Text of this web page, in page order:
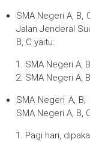
SMA Negeri A, B,
Jalan Jenderal
B, C yaitu:
SMA Negeri A,
SMA Negeri A,
SMA Negeri A,
SMA Negeri A, B,
Pagi hari,